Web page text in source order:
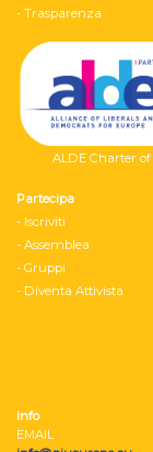
- Trasparenza
ALDE Charter of
Partecipa
- Iscriviti
- Assemblea
- Gruppi
- Diventa Attivista
Info
EMAIL